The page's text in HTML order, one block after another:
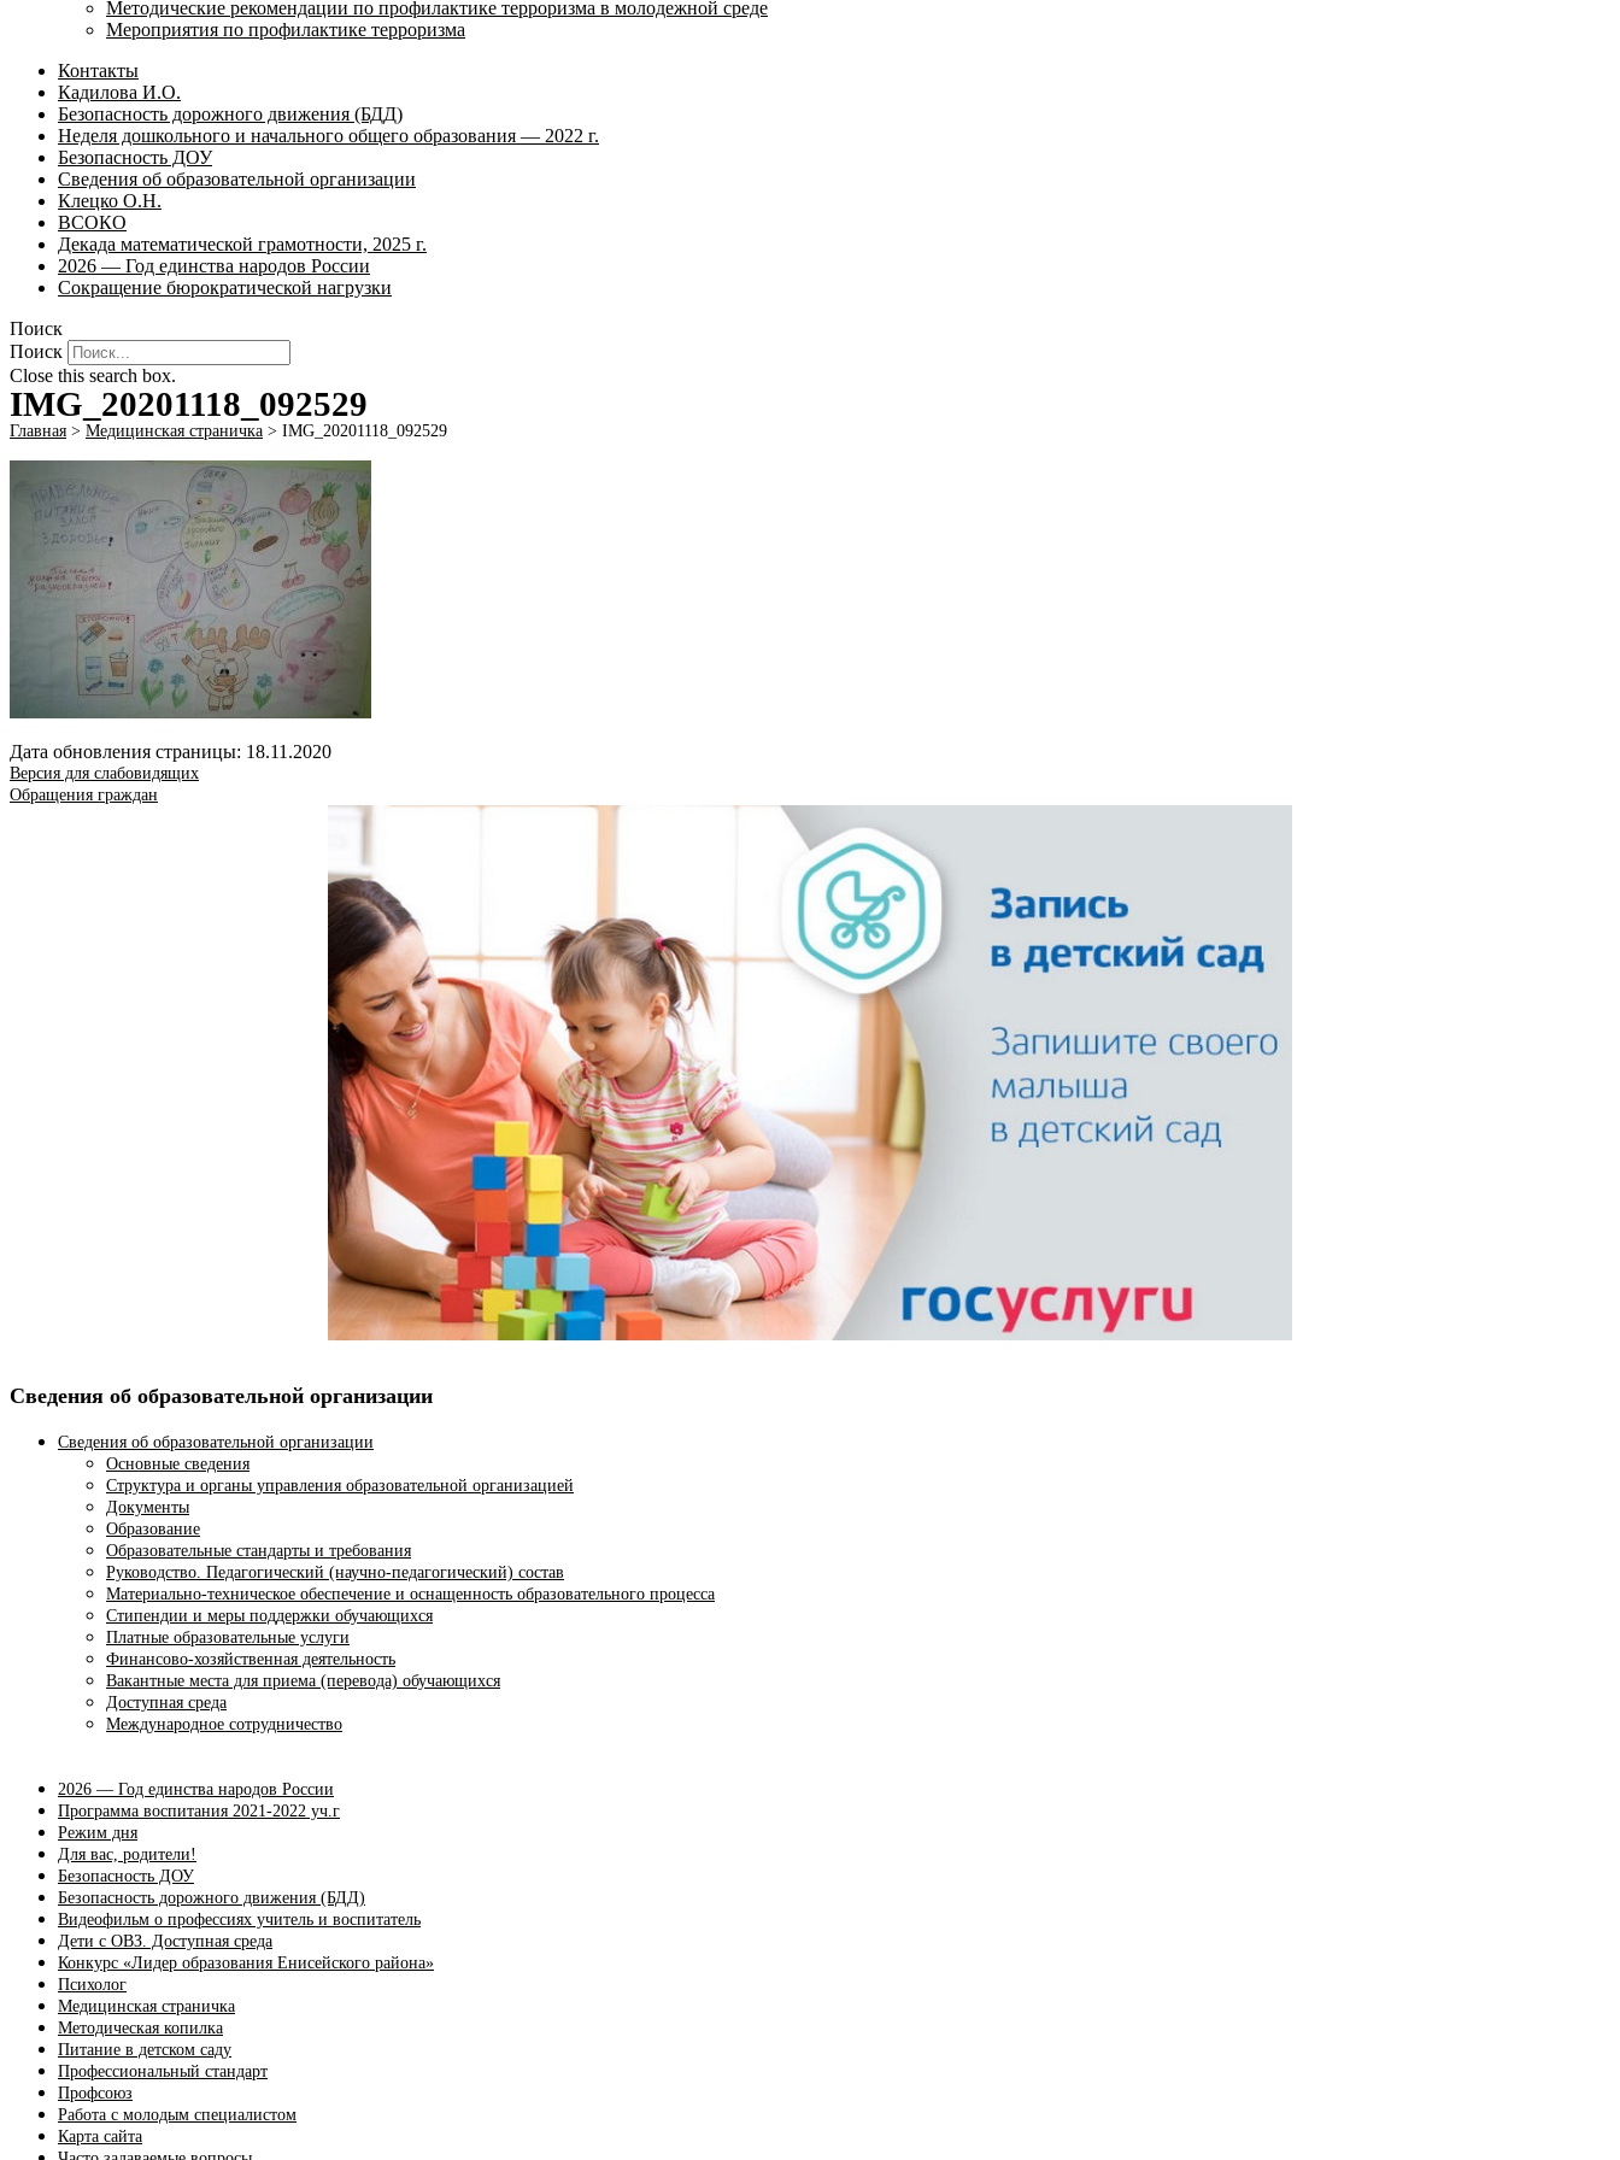
Методические рекомендации по профилактике терроризма в молодежной среде
Мероприятия по профилактике терроризма
Контакты
Кадилова И.О.
Безопасность дорожного движения (БДД)
Неделя дошкольного и начального общего образования — 2022 г.
Безопасность ДОУ
Сведения об образовательной организации
Клецко О.Н.
ВСОКО
Декада математической грамотности, 2025 г.
2026 — Год единства народов России
Сокращение бюрократической нагрузки
Поиск
Поиск
Close this search box.
IMG_20201118_092529
Главная > Медицинская страничка > IMG_20201118_092529
Дата обновления страницы: 18.11.2020
Версия для слабовидящих
Обращения граждан
Сведения об образовательной организации
Сведения об образовательной организации
Основные сведения
Структура и органы управления образовательной организацией
Документы
Образование
Образовательные стандарты и требования
Руководство. Педагогический (научно-педагогический) состав
Материально-техническое обеспечение и оснащенность образовательного процесса
Стипендии и меры поддержки обучающихся
Платные образовательные услуги
Финансово-хозяйственная деятельность
Вакантные места для приема (перевода) обучающихся
Доступная среда
Международное сотрудничество
2026 — Год единства народов России
Программа воспитания 2021-2022 уч.г
Режим дня
Для вас, родители!
Безопасность ДОУ
Безопасность дорожного движения (БДД)
Видеофильм о профессиях учитель и воспитатель
Дети с ОВЗ. Доступная среда
Конкурс «Лидер образования Енисейского района»
Психолог
Медицинская страничка
Методическая копилка
Питание в детском саду
Профессиональный стандарт
Профсоюз
Работа с молодым специалистом
Карта сайта